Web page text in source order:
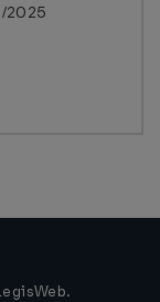
2025